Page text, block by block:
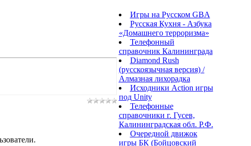
Игры на Русском GBA
Русская Кухня - Азбука
«Домашнего терроризма»
Телефонный
справочник Калининграда
Diamond Rush
(русскоязычная версия) /
Алмазная лихорадка
Исходники Action игры
под Unity
Телефонные
справочники г. Гусев,
Калининградская обл. Р.Ф.
Очередной движок
игры БК (Бойцовский